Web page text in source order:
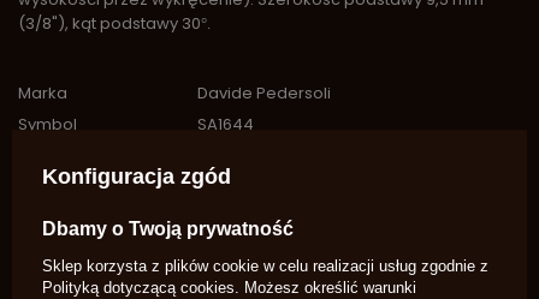
(3/8"), kąt podstawy 30°.
Marka
Davide Pedersoli
Symbol
SA1644
PYTANIA INNYCH KLIENTÓW
Witam Serdecznie. Mam pytanie, czy muszka tunelowa USA
451 pasuje do Hawken .45 Investarm? Zestaw z roku 1970.
Pozdrawiam Jan
Konfiguracja zgód
Dbamy o Twoją prywatność
Sklep korzysta z plików cookie w celu realizacji usług zgodnie z
Polityką dotyczącą cookies. Możesz określić warunki